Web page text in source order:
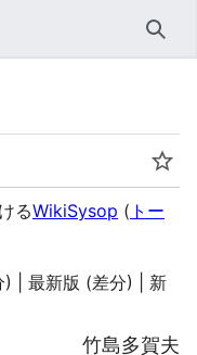
検索
ウ
るWikiSysop ( トー
) | 最新版 (差分) | 新
竹島多賀夫